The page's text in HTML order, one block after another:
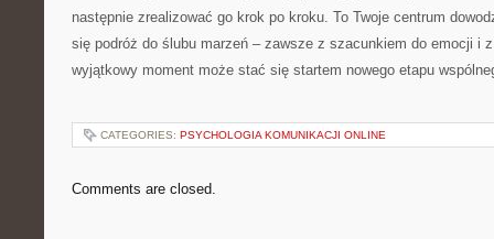
następnie zrealizować go krok po kroku. To Twoje centrum
się podróż do ślubu marzeń – zawsze z szacunkiem do emocji i
wyjątkowy moment może stać się startem nowego etapu
CATEGORIES: PSYCHOLOGIA KOMUNIKACJI ONLINE
Comments are closed.